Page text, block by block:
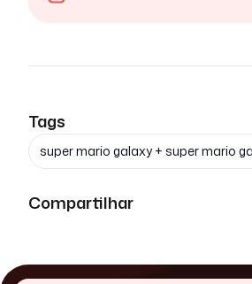
Tags
super mario galaxy + super mario
Compartilhar